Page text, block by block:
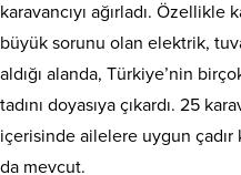
karavancıyı ağırladı. Özellikle
büyük sorunu olan elektrik,
aldığı alanda, Türkiye’nin
tadını doyasıya çıkardı. 25
içerisinde ailelere uygun çadır
da mevcut.